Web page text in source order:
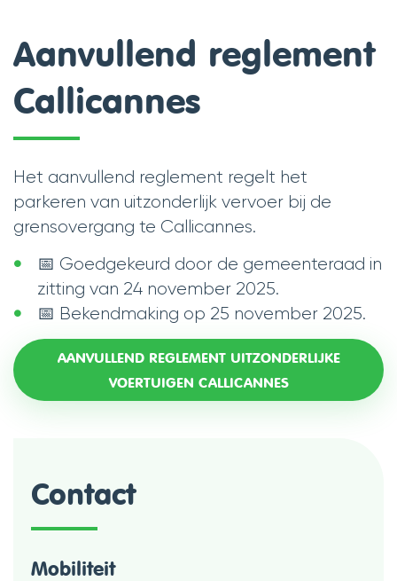
naar
Aanvullend reglement
Callicannes
Het aanvullend reglement regelt het
parkeren van uitzonderlijk vervoer bij de
grensovergang te Callicannes.
📅 Goedgekeurd door de gemeenteraad in
zitting van 24 november 2025.
📅 Bekendmaking op 25 november 2025.
AANVULLEND REGLEMENT UITZONDERLIJKE
VOERTUIGEN CALLICANNES
Contact
Mobiliteit